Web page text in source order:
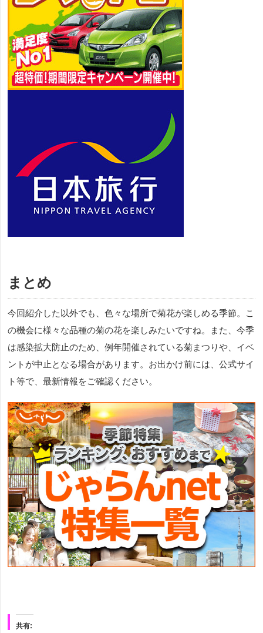
まとめ
今回紹介した以外でも、色々な場所で菊花が楽しめる季節。こ
の機会に様々な品種の菊の花を楽しみたいですね。また、今季
は感染拡大防止のため、例年開催されている菊まつりや、イベ
ントが中止となる場合があります。お出かけ前には、公式サイ
ト等で、最新情報をご確認ください。
共有: